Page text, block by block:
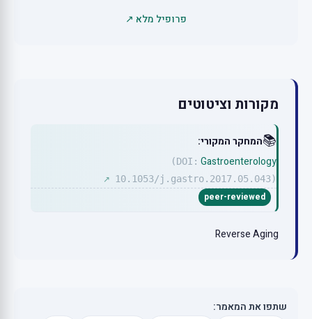
פרופיל מלא ↗
מקורות וציטוטים
📚המחקר המקורי:
Gastroenterology
(DOI:
10.1053/j.gastro.2017.05.043)
↗
peer-reviewed
Reverse Aging
שתפו את המאמר: